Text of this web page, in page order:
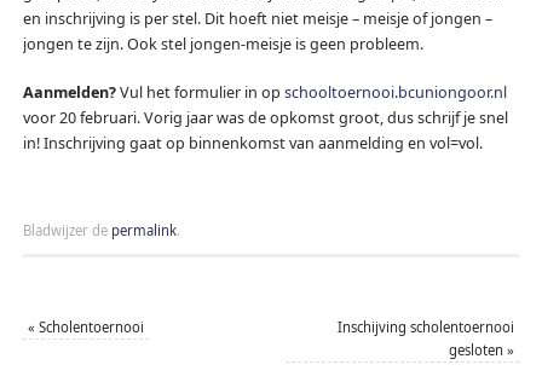
en inschrijving is per stel. Dit hoeft niet meisje – meisje of jongen –
jongen te zijn. Ook stel jongen-meisje is geen probleem.
Aanmelden?Vul het formulier in op schooltoernooi.bcuniongoor.nl
voor 20 februari. Vorig jaar was de opkomst groot, dus schrijf je snel
in! Inschrijving gaat op binnenkomst van aanmelding en vol=vol.
Bladwijzer de permalink.
« Scholentoernooi
Inschijving scholentoernooi
gesloten»